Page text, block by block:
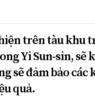
trên tàu khu
Yi Sun-sin, sẽ
sẽ đảm bảo
quả.